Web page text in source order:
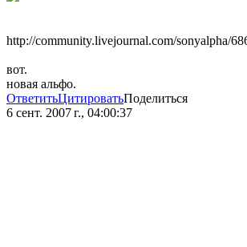
http://community.livejournal.com/sonyalpha/
вот.
новая альфо.
ОтветитьЦитироватьПоделиться
6 сент. 2007 г., 04:00:37